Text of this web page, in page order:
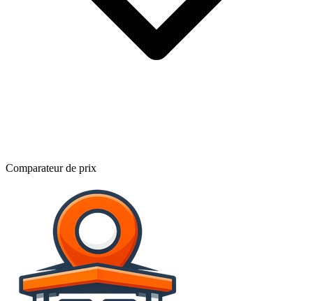
Comparateur de prix